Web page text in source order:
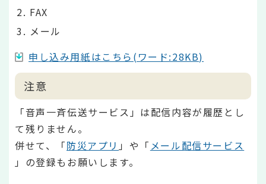
FAX
メール
申し込み用紙はこちら(ワード:28KB)
注意
「音声一斉伝送サービス」は配信内容が履歴とし
て残りません。
併せて、「防災アプリ 」や「 メール配信サービス
」の登録もお願いします。